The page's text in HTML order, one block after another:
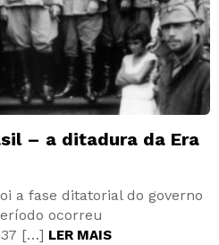
– a ditadura da Era
a fase ditatorial do governo
ocorreu
[…] LER MAIS